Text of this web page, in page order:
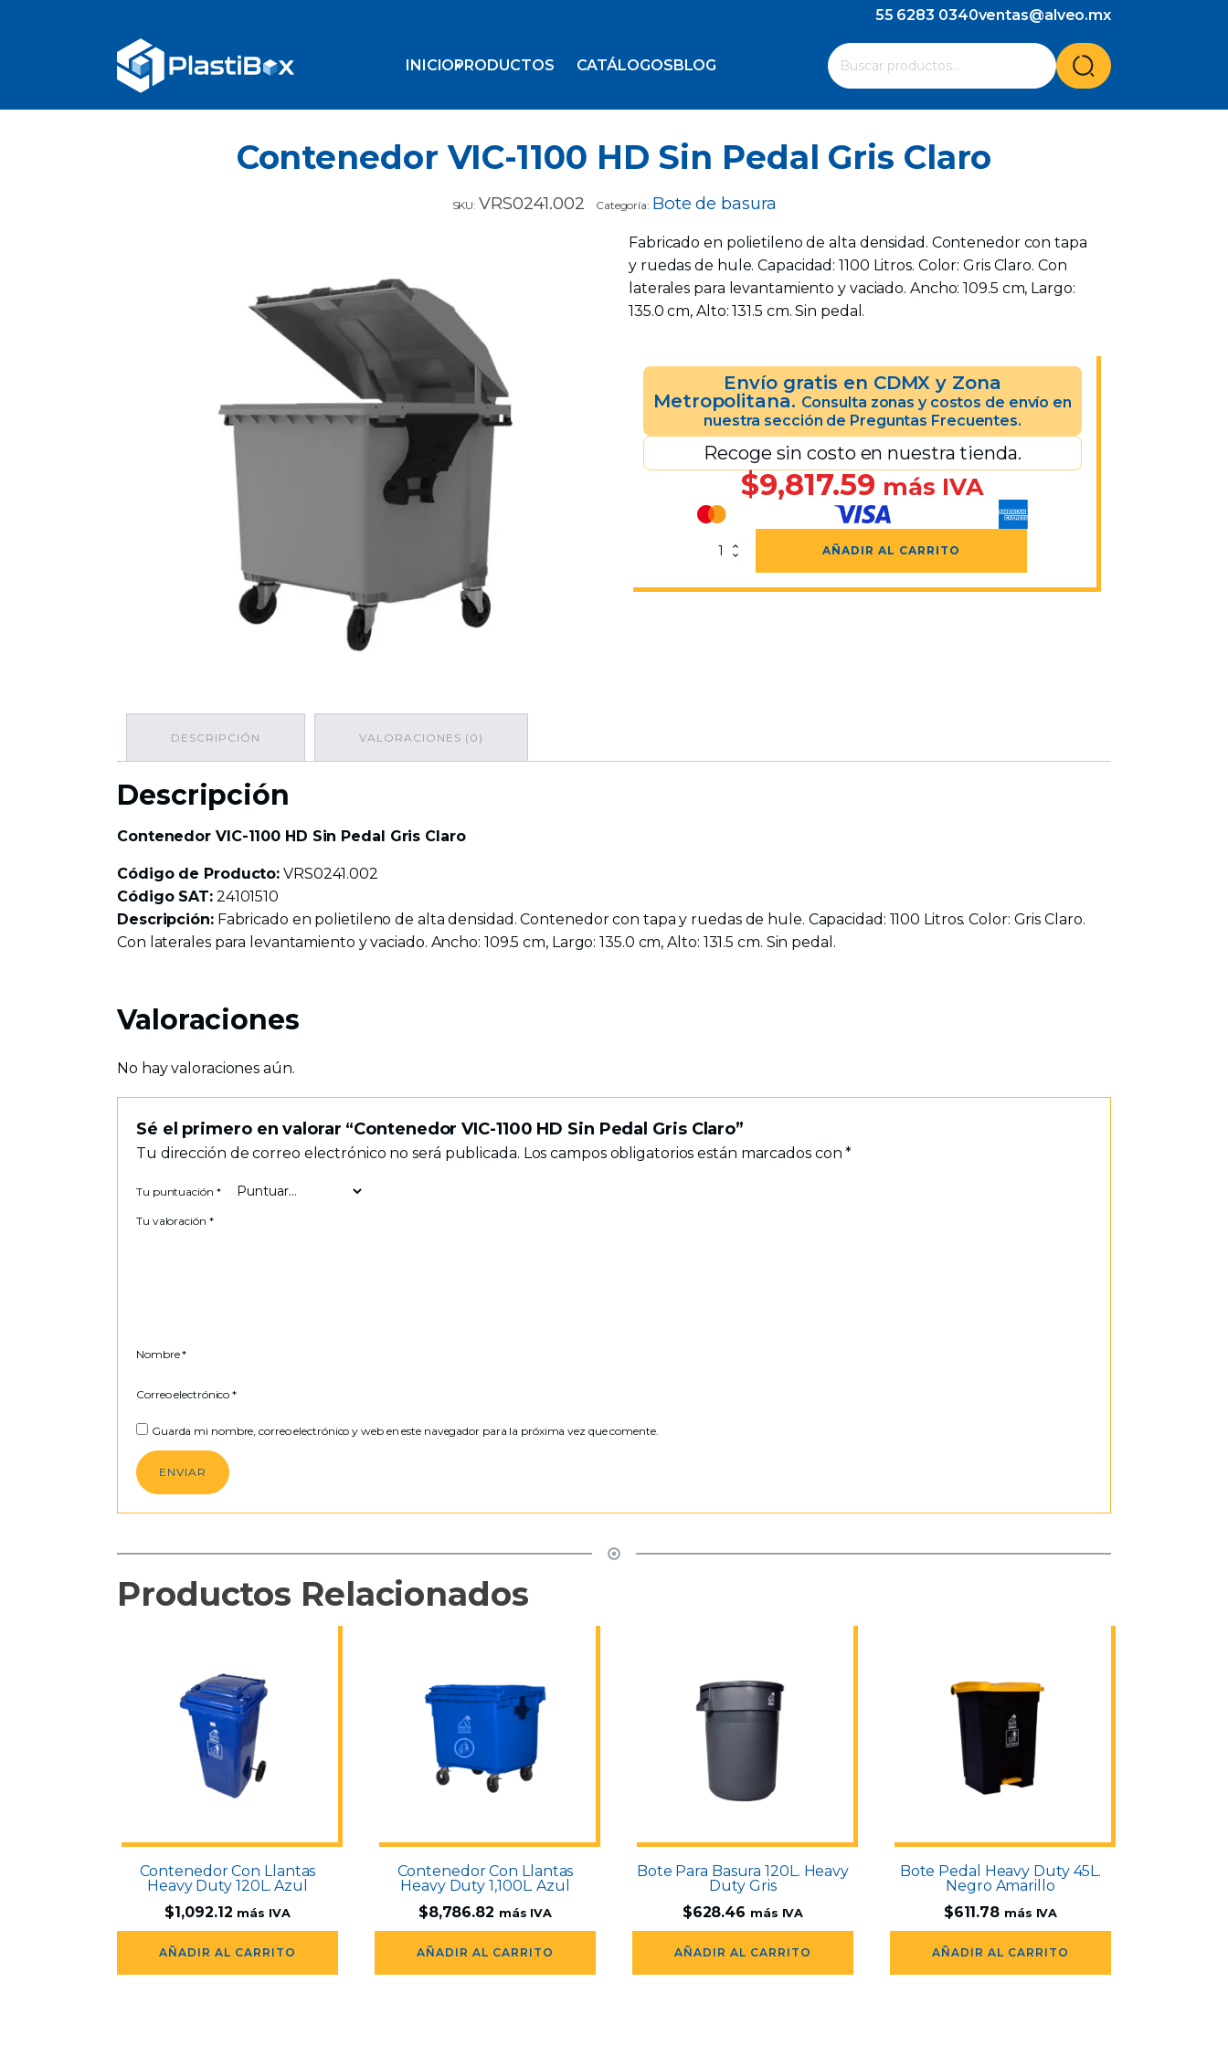
55 6283 0340ventas@alveo.mx
INICIOPRODUCTOS CATÁLOGOSBLOG
Buscar
por:
Cuando hay resultados autocompletados, puedes
Contenedor VIC-1100 HD Sin Pedal Gris Claro
SKU: VRS0241.002 Categoría: Bote de basura
Fabricado en polietileno de alta densidad. Contenedor con tapa
y ruedas de hule. Capacidad: 1100 Litros. Color: Gris Claro. Con
laterales para levantamiento y vaciado. Ancho: 109.5 cm, Largo:
135.0 cm, Alto: 131.5 cm. Sin pedal.
Envío gratis en CDMX y Zona
Metropolitana. Consulta zonas y costos de envío en
nuestra sección de Preguntas Frecuentes.
Recoge sin costo en nuestra tienda.
$9,817.59 más IVA
Contenedor
AÑADIR AL CARRITO
DESCRIPCIÓN VALORACIONES (0)
Descripción
Contenedor VIC-1100 HD Sin Pedal Gris Claro
Código de Producto: VRS0241.002
Código SAT:24101510
Descripción:Fabricado en polietileno de alta densidad. Contenedor con tapa y ruedas de hule. Capacidad: 1100 Litros. Color: Gris Claro.
Con laterales para levantamiento y vaciado. Ancho: 109.5 cm, Largo: 135.0 cm, Alto: 131.5 cm. Sin pedal.
Valoraciones
No hay valoraciones aún.
Sé el primero en valorar “Contenedor VIC-1100 HD Sin Pedal Gris Claro”
Tu dirección de correo electrónico no será publicada. Los campos obligatorios están marcados con*
Tu puntuación *
Tu valoración *
Nombre*
Correo electrónico*
Guarda mi nombre, correo electrónico y web en este navegador para la próxima vez que comente.
Productos Relacionados
Contenedor Con Llantas
Heavy Duty 120L. Azul
$1,092.12 más IVA
AÑADIR AL CARRITO
Contenedor Con Llantas
Heavy Duty 1,100L. Azul
$8,786.82 más IVA
AÑADIR AL CARRITO
Bote Para Basura 120L. Heavy
Duty Gris
$628.46 más IVA
AÑADIR AL CARRITO
Bote Pedal Heavy Duty 45L.
Negro Amarillo
$611.78 más IVA
AÑADIR AL CARRITO